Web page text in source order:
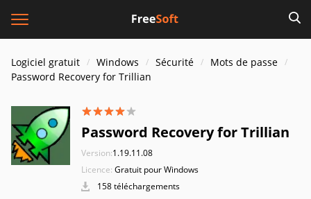
Logiciel gratuit Windows Sécurité
Mots de passe
Password Recovery for Trillian
Password Recovery for Trillian
Version:1.19.11.08
Licence: Gratuit pour Windows
158 téléchargements